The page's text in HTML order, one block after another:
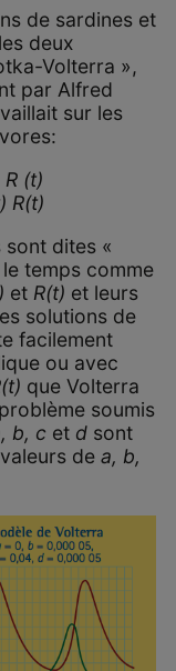
de sardines et
deux
Volterra »,
par Alfred
sur les
(t)
R(t)
sont dites «
temps comme
et R(t) et leurs
solutions de
facilement
ou avec
que Volterra
soumis
b, c et dsont
de a, b,